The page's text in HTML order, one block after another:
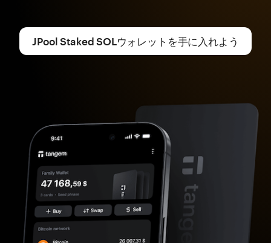
JPool Staked SOLウォレットを手に入れよう